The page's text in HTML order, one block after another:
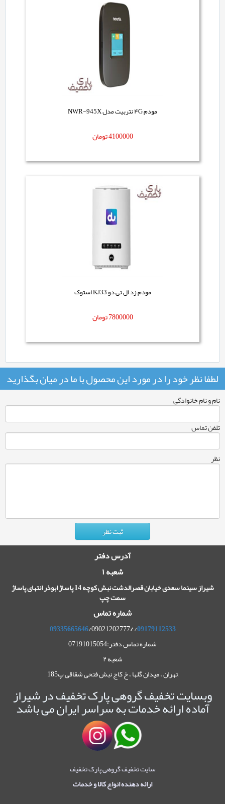
مودم ۴G نتربیت مدل NWR-945X
4100000تومان
مودم زد ال تی دو KJ33 استوک
7800000تومان
لطفا نظر خود را در مورد این محصول با ما در میان بگذارید
نام و نام خانوادگی
تلفن تماس
نظر
آدرس دفتر
شعبه ۱
شیراز سینما سعدی خیابان قصرالدشت نبش کوچه 14 پاساژ ابوذر انتهای پاساژ
سمت چپ
شماره تماس
09179112533
/
/
09335665646/09021202777
شماره تماس دفتر:07191015054
شعبه ۲
,تهران ، میدان گلها ، خ کاج نبش فتحی شقاقی پ185
وبسایت تخفیف گروهی پارک تخفیف در شیراز
آماده ارائه خدمات به سراسر ایران می باشد
سایت تخفیف گروهی پارک تخفیف
ارائه دهنده انواع کالا و خدمات